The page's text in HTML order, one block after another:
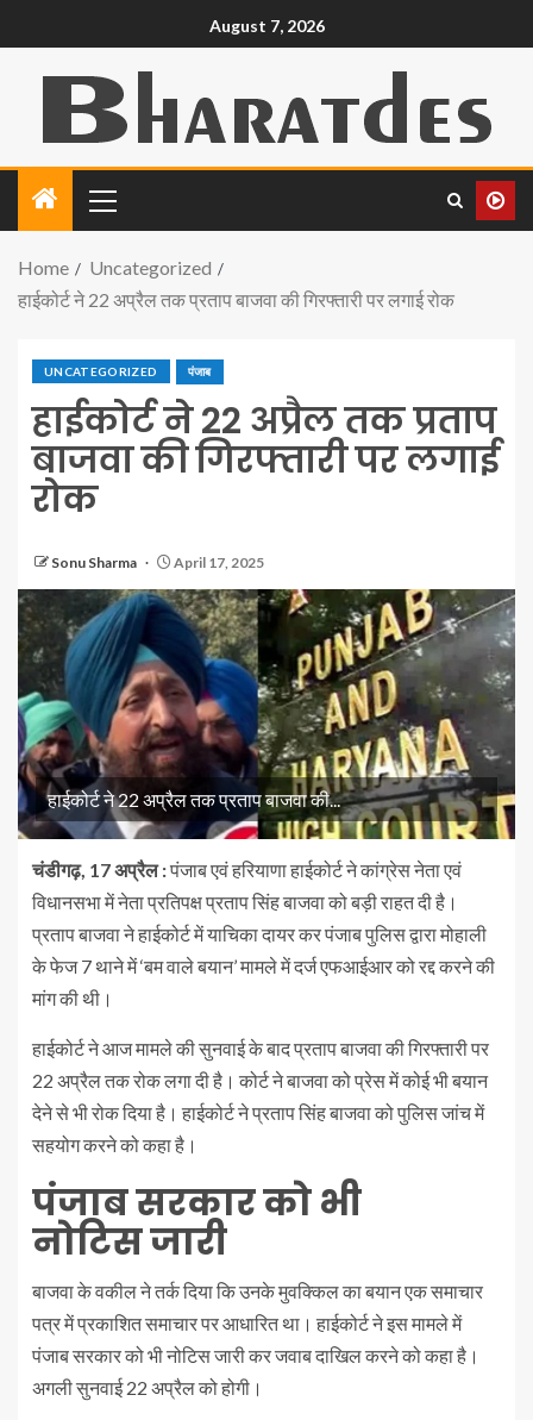
August 7, 2026
Home
Uncategorized
हाईकोर्ट ने 22 अप्रैल तक प्रताप बाजवा की गिरफ्तारी पर लगाई रोक
UNCATEGORIZED पंजाब
हाईकोर्ट ने 22 अप्रैल तक प्रताप
बाजवा की गिरफ्तारी पर लगाई
रोक
Sonu Sharma April 17, 2025
हाईकोर्ट ने 22 अप्रैल तक प्रताप बाजवा की...
चंडीगढ़, 17 अप्रैल :पंजाब एवं हरियाणा हाईकोर्ट ने कांग्रेस नेता एवं
विधानसभा में नेता प्रतिपक्ष प्रताप सिंह बाजवा को बड़ी राहत दी है।
प्रताप बाजवा ने हाईकोर्ट में याचिका दायर कर पंजाब पुलिस द्वारा मोहाली
के फेज 7 थाने में ‘बम वाले बयान’ मामले में दर्ज एफआईआर को रद्द करने की
मांग की थी।
हाईकोर्ट ने आज मामले की सुनवाई के बाद प्रताप बाजवा की गिरफ्तारी पर
22 अप्रैल तक रोक लगा दी है। कोर्ट ने बाजवा को प्रेस में कोई भी बयान
देने से भी रोक दिया है। हाईकोर्ट ने प्रताप सिंह बाजवा को पुलिस जांच में
सहयोग करने को कहा है।
पंजाब सरकार को भी
नोटिस जारी
बाजवा के वकील ने तर्क दिया कि उनके मुवक्किल का बयान एक समाचार
पत्र में प्रकाशित समाचार पर आधारित था। हाईकोर्ट ने इस मामले में
पंजाब सरकार को भी नोटिस जारी कर जवाब दाखिल करने को कहा है।
अगली सुनवाई 22 अप्रैल को होगी।